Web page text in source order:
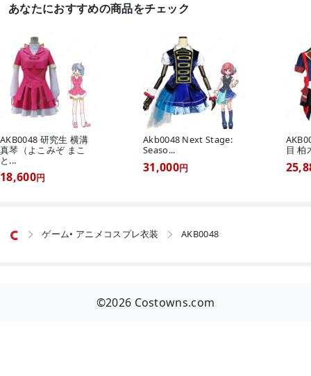
あなたにおすすめの商品をチェック
AKB0048 研究生 横溝
真琴（よこみぞ まこ
と...
18,600円
Akb0048 Next Stage:
Seaso...
31,000円
目 柏
 ゲーム• アニメコスプレ衣装  AKB0048
©2026 Costowns.com